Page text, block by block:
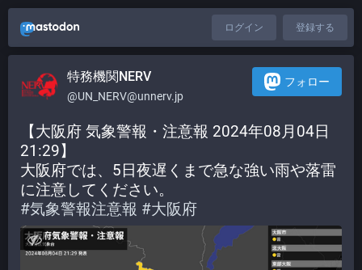
ログイン 登録する
特務機関NERV
@UN_NERV@unnerv.jp
フォロー
【大阪府 気象警報・注意報 2024年08月04日
21:29】
大阪府では、5日夜遅くまで急な強い雨や落雷
に注意してください。
#気象警報注意報 #大阪府